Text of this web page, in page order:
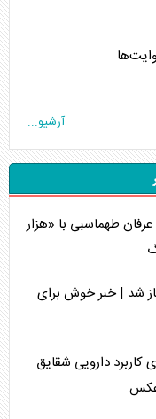
چین
آرشیو...
طهماسبی با «هزار
حقوق فروردین ۱۴۰۵ آغاز شد | خبر خوش برای
کاربرد دارویی شقایق
عکس